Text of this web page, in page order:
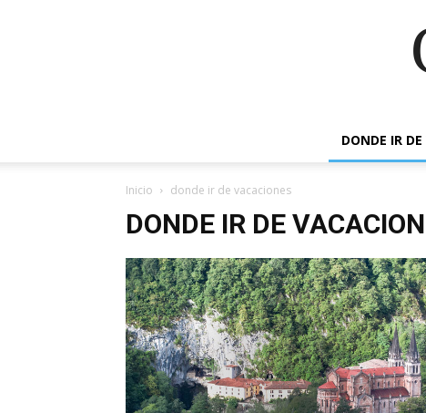
DONDE IR
Inicio donde ir de vacaciones
DONDE IR DE